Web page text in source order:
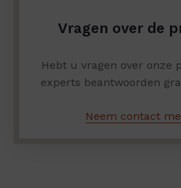
Vragen over de
Hebt u vragen over onze
experts beantwoorden
Neem contact